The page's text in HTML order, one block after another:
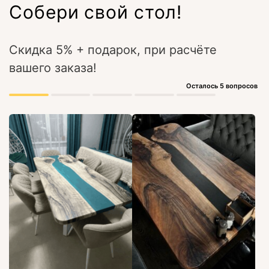
Собери свой стол!
Скидка 5% + подарок, при расчёте
вашего заказа!
Осталось 5 вопросов